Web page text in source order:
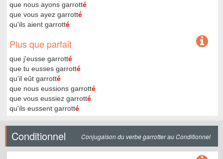
que nous ayons garrotté
que vous ayez garrotté
qu'ils aient garrotté
Plus que parfait
que j'eusse garrotté
que tu eusses garrotté
qu'il eût garrotté
que nous eussions garrotté
que vous eussiez garrotté
qu'ils eussent garrotté
Conditionnel Conjugaison du verbe garrotter au Conditionnel